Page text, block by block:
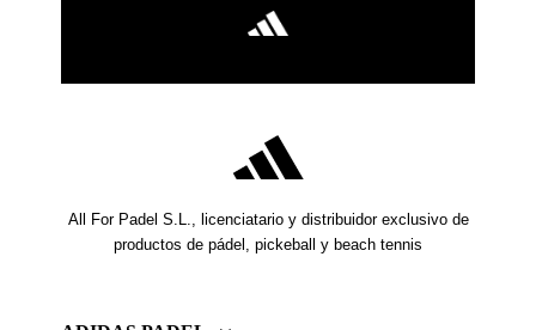
All For Padel S.L., licenciatario y distribuidor exclusivo de
productos de pádel, pickeball y beach tennis